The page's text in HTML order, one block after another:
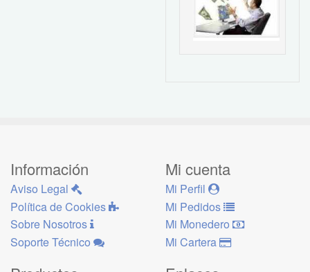
Información
Aviso Legal
Política de Cookies
Sobre Nosotros
Soporte Técnico
Mi cuenta
Mi Perfil
Mi Pedidos
Mi Monedero
Mi Cartera